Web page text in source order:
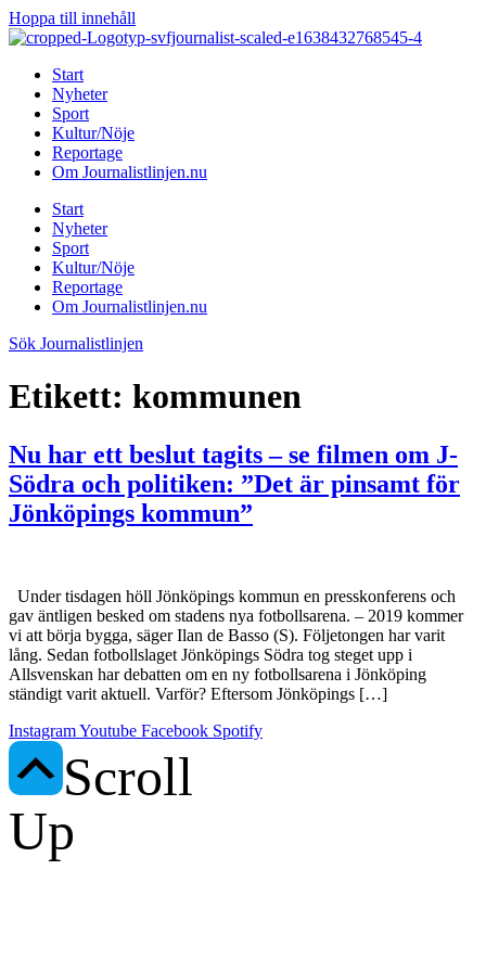
Hoppa till innehåll
Start
Nyheter
Sport
Kultur/Nöje
Reportage
Om Journalistlinjen.nu
Start
Nyheter
Sport
Kultur/Nöje
Reportage
Om Journalistlinjen.nu
Sök Journalistlinjen
Etikett: kommunen
Nu har ett beslut tagits – se filmen om J-
Södra och politiken: ”Det är pinsamt för
Jönköpings kommun”
Under tisdagen höll Jönköpings kommun en presskonferens och
gav äntligen besked om stadens nya fotbollsarena. – 2019 kommer
vi att börja bygga, säger Ilan de Basso (S). Följetongen har varit
lång. Sedan fotbollslaget Jönköpings Södra tog steget upp i
Allsvenskan har debatten om en ny fotbollsarena i Jönköping
ständigt varit aktuell. Varför? Eftersom Jönköpings […]
InstagramYoutube Facebook Spotify
Scroll
Up